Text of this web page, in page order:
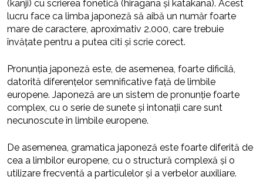
(kanji) cu scrierea fonetică (hiragana și katakana). Acest
lucru face ca limba japoneză să aibă un număr foarte
mare de caractere, aproximativ 2.000, care trebuie
învățate pentru a putea citi și scrie corect.
Pronunția japoneză este, de asemenea, foarte dificilă,
datorită diferențelor semnificative față de limbile
europene. Japoneză are un sistem de pronunție foarte
complex, cu o serie de sunete și intonații care sunt
necunoscute în limbile europene.
De asemenea, gramatica japoneză este foarte diferită de
cea a limbilor europene, cu o structură complexă și o
utilizare frecventă a particulelor și a verbelor auxiliare.